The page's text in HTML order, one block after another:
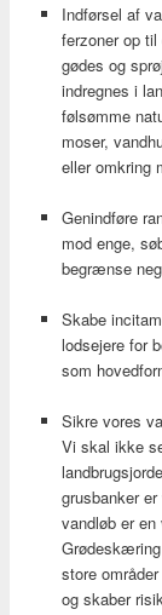
Indførsel af
ferzoner op
gødes og
indregnes i
følsømme
moser,
eller omkring
Genindføre
mod enge,
begrænse
Skabe
lodsejere for
som
Sikre vores
Vi skal ikke
grusbanker
vandløb er
store
og skaber